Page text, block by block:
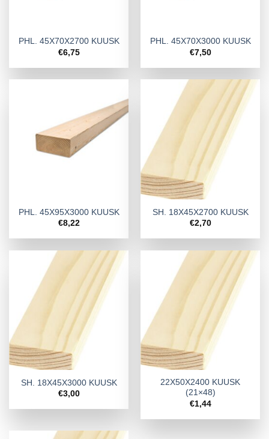
PHL. 45X70X2700 KUUSK
€6,75
PHL. 45X70X3000 KUUSK
€7,50
PHL. 45X95X3000 KUUSK
€8,22
SH. 18X45X2700 KUUSK
€2,70
SH. 18X45X3000 KUUSK
€3,00
22X50X2400 KUUSK
(21×48)
€1,44